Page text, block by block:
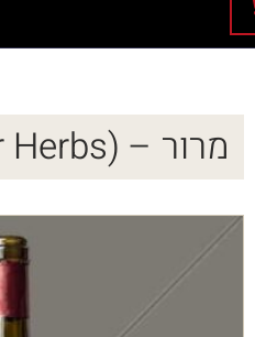
מרור – Maror (Bitter Herbs)